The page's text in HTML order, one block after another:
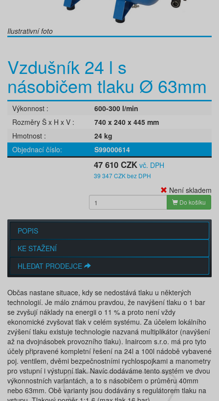
Ilustrativní foto
Vzdušník 24 l s
násobičem tlaku Ø 63mm
Výkonnost
600-300 l/min
Rozměry Š x H x V
740 x 240 x 445 mm
Hmotnost
24 kg
Objednací číslo
S99000614
47 610 CZK vč. DPH
39 347 CZK bez DPH
Není skladem
Do košíku
POPIS
KE STAŽENÍ
HLEDAT PRODEJCE
Občas nastane situace, kdy se nedostává tlaku u některých
technologií. Je málo známou pravdou, že navýšení tlaku o 1 bar
se zvyšují náklady na energii o 11 % a proto není vždy
ekonomické zvyšovat tlak v celém systému. Za účelem lokálního
zvýšení tlaku existuje technologie nazvaná multiplikátor (navýšení
až na dvojnásobek provozního tlaku). Inaircom s.r.o. má pro tyto
účely připravené kompletní řešení na 24l a 100l nádobě vybavené
poj. ventilem, dvěmi bezpečnostními rychlospojkami a manometry
pro vstupní i výstupní tlak. Navíc dodáváme tento systém ve dvou
výkonnostních variantách, a to s násobičem o průměru 40mm
nebo 63mm. Obě varianty jsou dodávány s regulátorem tlaku na